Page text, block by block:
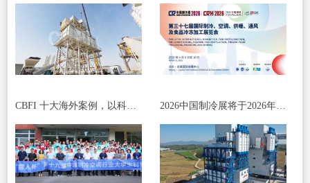
CBFI 十大海外案例，以科技与服务书写国际合作新篇章 2026中国制冷展将于2026年4月8日至10日在北京·首都国际会展中心举办